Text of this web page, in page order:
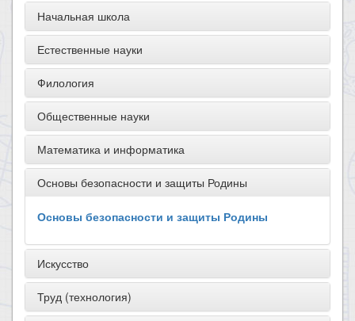
Начальная школа
Естественные науки
Филология
Общественные науки
Математика и информатика
Основы безопасности и защиты Родины
Основы безопасности и защиты Родины
Искусство
Труд (технология)